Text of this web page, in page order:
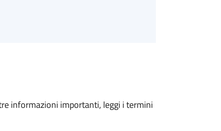
informazioni importanti, leggi i termini